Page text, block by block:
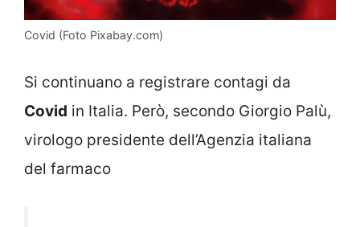
Covid (Foto Pixabay.com)
Si continuano a registrare contagi da
Covid in Italia. Però, secondo Giorgio Palù,
virologo presidente dell’Agenzia italiana
del farmaco